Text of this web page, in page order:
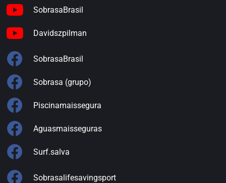
SobrasaBrasil
Davidszpilman
SobrasaBrasil
Sobrasa (grupo)
Piscinamaissegura
Aguasmaisseguras
Surf.salva
Sobrasalifesavingsport